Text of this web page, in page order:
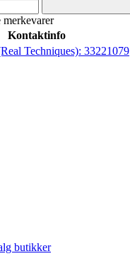
merkevarer
Kontaktinfo
Techniques): 33221079
butikker